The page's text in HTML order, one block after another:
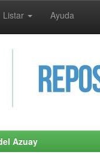
Listar Ayuda
Azuay